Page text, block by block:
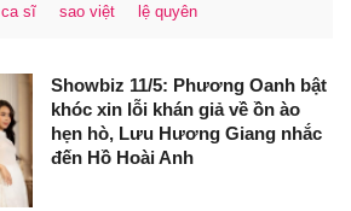
ca sĩ sao việt lệ quyên
Showbiz 11/5: Phương Oanh bật
khóc xin lỗi khán giả về ồn ào
hẹn hò, Lưu Hương Giang nhắc
đến Hồ Hoài Anh